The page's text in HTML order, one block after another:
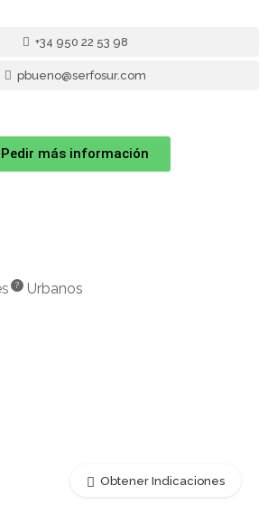
+34 950 22 53 98
pbueno@serfosur.com
Pedir más información
?
Urbanos
Obtener Indicaciones